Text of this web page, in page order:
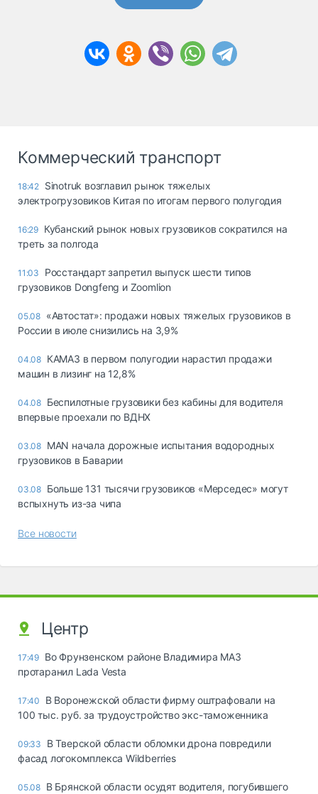
Коммерческий транспорт
18:42 Sinotruk возглавил рынок тяжелых
электрогрузовиков Китая по итогам первого полугодия
16:29 Кубанский рынок новых грузовиков сократился на
треть за полгода
11:03
Росстандарт запретил выпуск шести типов
грузовиков Dongfeng и Zoomlion
05.08 «Автостат»: продажи новых тяжелых грузовиков в
России в июле снизились на 3,9%
04.08 КАМАЗ в первом полугодии нарастил продажи
машин в лизинг на 12,8%
04.08 Беспилотные грузовики без кабины для водителя
впервые проехали по ВДНХ
03.08 MAN начала дорожные испытания водородных
грузовиков в Баварии
03.08 Больше 131 тысячи грузовиков «Мерседес» могут
вспыхнуть из-за чипа
Все новости
Центр
17:49 Во Фрунзенском районе Владимира МАЗ
протаранил Lada Vesta
17:40
В Воронежской области фирму оштрафовали на
100 тыс. руб. за трудоустройство экс-таможенника
09:33
В Тверской области обломки дрона повредили
фасад логокомплекса Wildberries
05.08 В Брянской области осудят водителя, погубившего